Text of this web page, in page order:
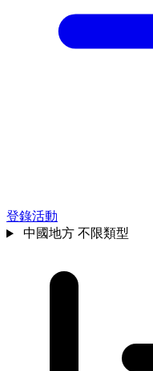
登錄活動
中國地方 不限類型